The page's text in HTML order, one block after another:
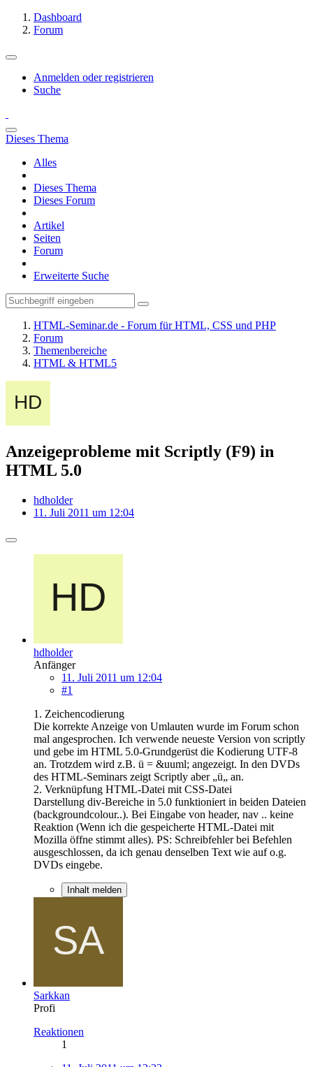
Dashboard
Forum
Anmelden oder registrieren
Suche
Dieses Thema
Alles
Dieses Thema
Dieses Forum
Artikel
Seiten
Forum
Erweiterte Suche
HTML-Seminar.de - Forum für HTML, CSS und PHP
Forum
Themenbereiche
HTML & HTML5
Anzeigeprobleme mit Scriptly (F9) in
HTML 5.0
hdholder
11. Juli 2011 um 12:04
hdholder
Anfänger
11. Juli 2011 um 12:04
#1
1. Zeichencodierung
Die korrekte Anzeige von Umlauten wurde im Forum schon
mal angesprochen. Ich verwende neueste Version von scriptly
und gebe im HTML 5.0-Grundgerüst die Kodierung UTF-8
an. Trotzdem wird z.B. ü = &uuml; angezeigt. In den DVDs
des HTML-Seminars zeigt Scriptly aber „ü„ an.
2. Verknüpfung HTML-Datei mit CSS-Datei
Darstellung div-Bereiche in 5.0 funktioniert in beiden Dateien
(backgroundcolour..). Bei Eingabe von header, nav .. keine
Reaktion (Wenn ich die gespeicherte HTML-Datei mit
Mozilla öffne stimmt alles). PS: Schreibfehler bei Befehlen
ausgeschlossen, da ich genau denselben Text wie auf o.g.
DVDs eingebe.
Inhalt melden
Sarkkan
Profi
Reaktionen
1